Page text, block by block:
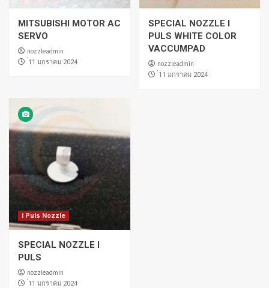
MITSUBISHI MOTOR AC
SERVO
nozzleadmin
่11 มกราคม 2024
SPECIAL NOZZLE I
PULS WHITE COLOR
VACCUMPAD
nozzleadmin
่11 มกราคม 2024
I Puls Nozzle
SPECIAL NOZZLE I
PULS
nozzleadmin
่11 มกราคม 2024